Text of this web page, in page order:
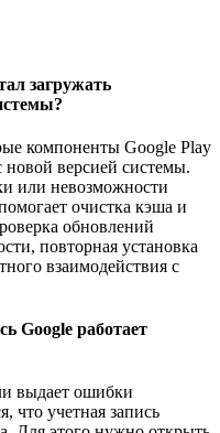
загружать
компоненты Google Play
новой версией системы.
или невозможности
очистка кэша и
обновлений
повторная установка
взаимодействия с
Google работает
выдает ошибки
что учетная запись